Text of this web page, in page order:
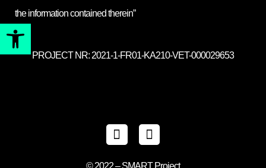
the information contained therein”
PROJECT NR: 2021-1-FR01-KA210-VET-000029653
L
i
C
r
Ανοίξτε τη γραμμή